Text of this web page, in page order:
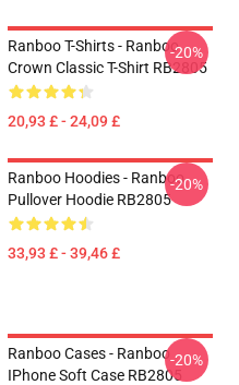
Ranboo T-Shirts - Ranboo
Crown Classic T-Shirt RB2805
20,93 £ - 24,09 £
-20%
Ranboo Hoodies - Ranboo
Pullover Hoodie RB2805
33,93 £ - 39,46 £
-20%
Ranboo Cases - Ranboo
IPhone Soft Case RB2805
-20%